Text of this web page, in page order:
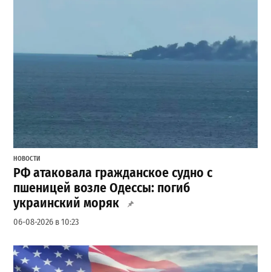
НОВОСТИ
РФ атаковала гражданское судно с
пшеницей возле Одессы: погиб
украинский моряк
06-08-2026 в 10:23